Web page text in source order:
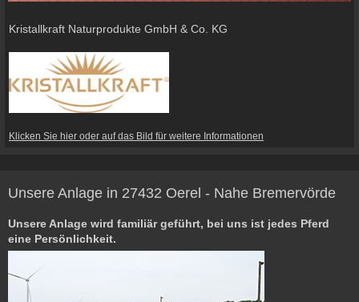
Kristallkraft Naturprodukte GmbH & Co. KG
Klicken Sie hier oder auf das Bild für weitere Informationen
Unsere Anlage in 27432 Oerel - Nahe Bremervörde
Unsere Anlage wird familiär geführt, bei uns ist jedes Pferd
eine Persönlichkeit.